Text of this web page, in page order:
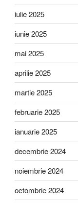
iulie 2025
iunie 2025
mai 2025
aprilie 2025
martie 2025
februarie 2025
ianuarie 2025
decembrie 2024
noiembrie 2024
octombrie 2024